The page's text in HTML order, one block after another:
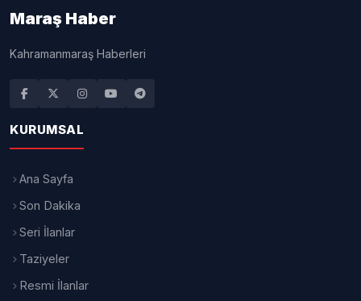
Maraş Haber
Kahramanmaraş Haberleri
KURUMSAL
Ana Sayfa
Son Dakika
Seri İlanlar
Taziyeler
Resmi İlanlar